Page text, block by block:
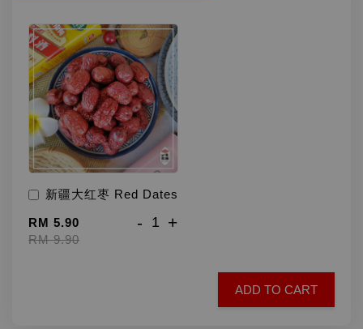
新疆大红枣 Red Dates
RM 5.90
RM 9.90
- +
ADD TO CART